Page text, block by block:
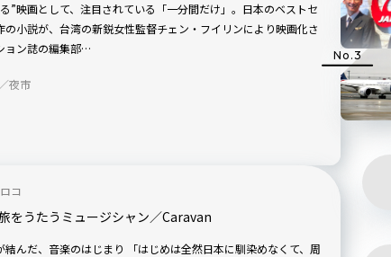
”映画として、注目されている「一分間だけ」。日本のベストセ
の小説が、台湾の新鋭女性監督チェン・フイリンにより映画化さ
ョン誌の編集部…
夜市
コ
をうたうミュージシャン／Caravan
まり 「はじめは全然日本に馴染めなくて、周